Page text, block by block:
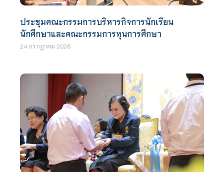
ประชุมคณะกรรมการบริหารกิจการนักเรียน
นักศึกษาและคณะกรรมการทุนการศึกษา
24 กรกฎาคม 2026